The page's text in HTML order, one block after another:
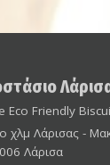
Eco Friendly
χλμ Λάρισας -
Λάρισα